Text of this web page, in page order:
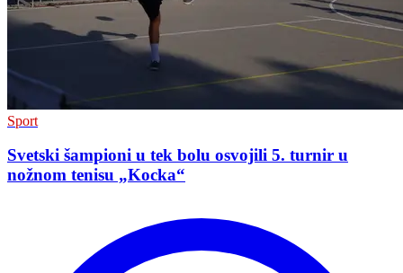
Sport
Svetski šampioni u tek bolu osvojili 5. turnir u
nožnom tenisu „Kocka“